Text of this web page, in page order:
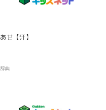
あせ【汗】
辞典